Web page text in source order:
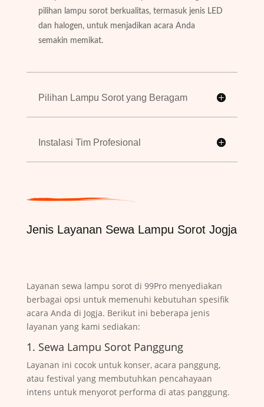
pilihan lampu sorot berkualitas, termasuk jenis LED
dan halogen, untuk menjadikan acara Anda
semakin memikat.
Pilihan Lampu Sorot yang Beragam
Instalasi Tim Profesional
Jenis Layanan Sewa Lampu Sorot Jogja
Layanan sewa lampu sorot di 99Pro menyediakan
berbagai opsi untuk memenuhi kebutuhan spesifik
acara Anda di Jogja. Berikut ini beberapa jenis
layanan yang kami sediakan:
1. Sewa Lampu Sorot Panggung
Layanan ini cocok untuk konser, acara panggung,
atau festival yang membutuhkan pencahayaan
intens untuk menyorot performa di atas panggung.